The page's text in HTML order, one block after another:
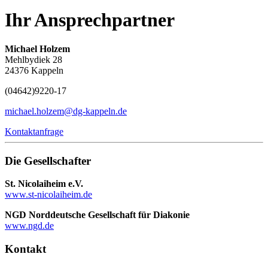
Ihr Ansprechpartner
Michael Holzem
Mehlbydiek 28
24376 Kappeln
(04642)9220-17
michael.holzem@dg-kappeln.de
Kontaktanfrage
Die Gesellschafter
St. Nicolaiheim e.V.
www.st-nicolaiheim.de
NGD Norddeutsche Gesellschaft für Diakonie
www.ngd.de
Kontakt